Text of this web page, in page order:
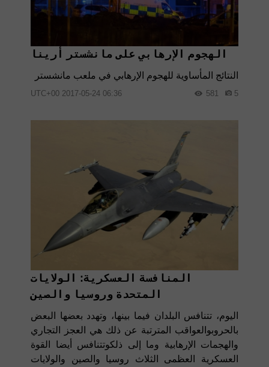
الهجوم الإرهابي على مانشستر أرينا
النتائج المأساوية للهجوم الإرهابي في ملعب مانشستر
06:36 2017-05-24 UTC+00 5
581
المنافسة العسكرية: الولايات
المتحدة وروسيا والصين
اليوم، تتنافس البلدان فيما بينها، وتهدد بعضها البعض
بالحروبوالعواقب المترتبة عن ذلك هي العجز التجاري
والهجمات الإرهابية وما إلى ذلكوتتنافس أيضا القوة
العسكرية العظمى الثلاث روسيا والصين والولايات